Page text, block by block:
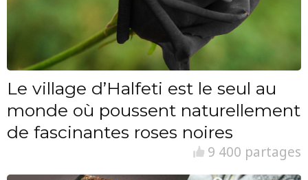
Le village d’Halfeti est le seul au
monde où poussent naturellement
de fascinantes roses noires
9 400 partages